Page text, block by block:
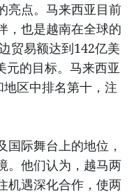
亮点。马来西亚目前
，也是越南在全球的
贸易额达到142亿美
元的目标。马来西亚
区中排名第十，注
际舞台上的地位，
。他们认为，越马两
机遇深化合作，使两